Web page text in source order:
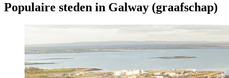
Populaire steden in Galway (graafschap)